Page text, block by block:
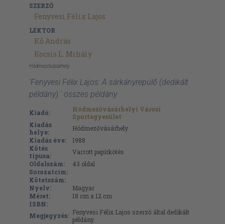
SZERZŐ
Fenyvesi Félix Lajos
LEKTOR
Kő András
Kocsis L. Mihály
Hódmezővásárhely
'Fenyvesi Félix Lajos: A sárkányrepülő (dedikált
példány) ' összes példány
Kiadó:
Hódmezővásárhelyi Városi
Sportegyesület
Kiadás
helye:
Hódmezővásárhely
Kiadás éve:
1988
Kötés
típusa:
Varrott papírkötés
Oldalszám:
43 oldal
Sorozatcím:
Kötetszám:
Nyelv:
Magyar
Méret:
18 cm x 12 cm
ISBN:
Megjegyzés: Fenyvesi Félix Lajos szerző által dedikált
példány.